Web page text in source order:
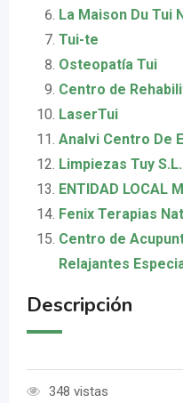
La Maison Du Tui
Tui-te
Osteopatía Tui
Centro de
LaserTui
Analvi Centro De
Limpiezas Tuy S.L.
ENTIDAD LOCAL
Fenix Terapias
Centro de
Relajantes
Descripción
348 vistas